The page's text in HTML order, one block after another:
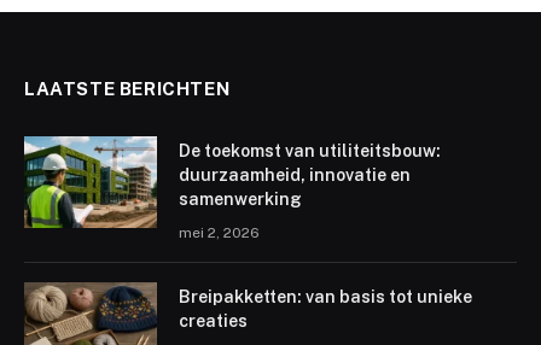
LAATSTE BERICHTEN
De toekomst van utiliteitsbouw:
duurzaamheid, innovatie en
samenwerking
mei 2, 2026
Breipakketten: van basis tot unieke
creaties